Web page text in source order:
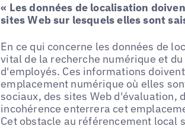
« Les données de localisation
sites Web sur lesquels elles sont
En ce qui concerne les données de
vital de la recherche numérique et
d'employés. Ces informations
emplacement numérique où elles
sociaux, des sites Web d'évaluation,
incohérence enterrera cet
Cet obstacle au référencement local